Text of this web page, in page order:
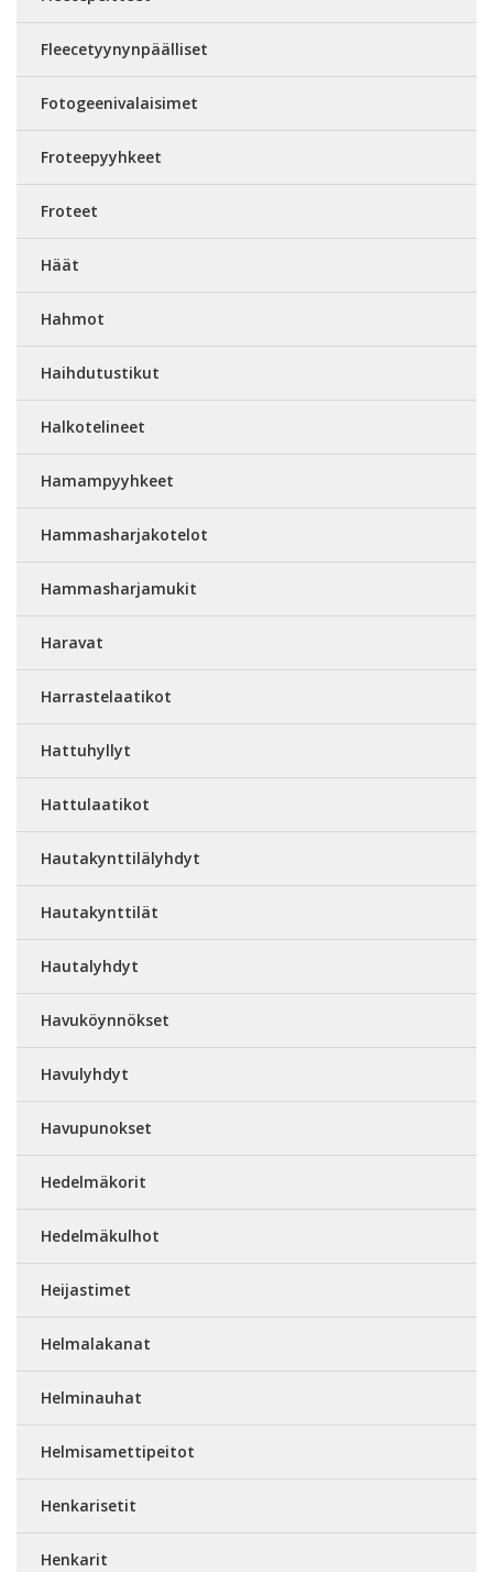
Fleecetyynynpäälliset
Fotogeenivalaisimet
Froteepyyhkeet
Froteet
Häät
Hahmot
Haihdutustikut
Halkotelineet
Hamampyyhkeet
Hammasharjakotelot
Hammasharjamukit
Haravat
Harrastelaatikot
Hattuhyllyt
Hattulaatikot
Hautakynttilälyhdyt
Hautakynttilät
Hautalyhdyt
Havuköynnökset
Havulyhdyt
Havupunokset
Hedelmäkorit
Hedelmäkulhot
Heijastimet
Helmalakanat
Helminauhat
Helmisamettipeitot
Henkarisetit
Henkarit